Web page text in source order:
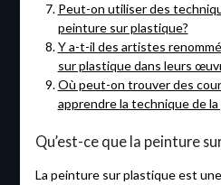
Peut-on utiliser des
peinture sur plastique?
Y a-t-il des artistes
sur plastique dans leurs
Où peut-on trouver des
apprendre la technique de
Qu’est-ce que la peinture
La peinture sur plastique est